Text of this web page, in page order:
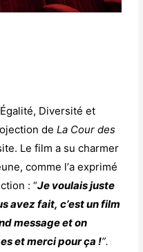
Diversité et
deLa Cour des
Le film a sucharmer
comme l’a exprimé
: “Je voulais juste
avez fait, c’est un film
message et on
et merci pour ça !”.